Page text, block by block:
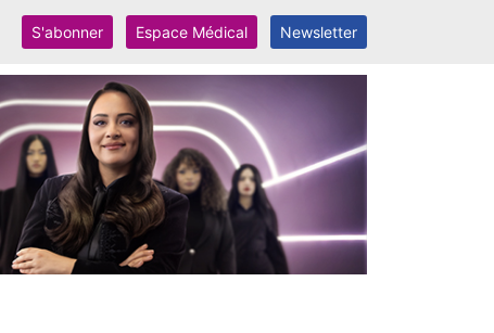
S'abonner Espace Médical Newsletter